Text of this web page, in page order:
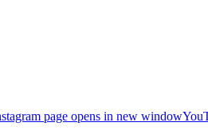
page opens in new window